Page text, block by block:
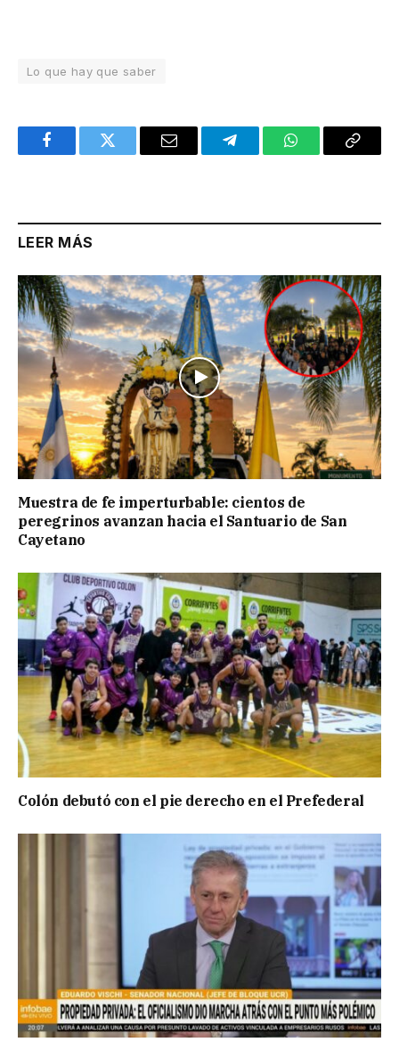
Lo que hay que saber
FacebookTwitter Email TelegramWhatsAppCopy
LEER MÁS
Muestra de fe imperturbable: cientos de
peregrinos avanzan hacia el Santuario de San
Cayetano
Colón debutó con el pie derecho en el Prefederal